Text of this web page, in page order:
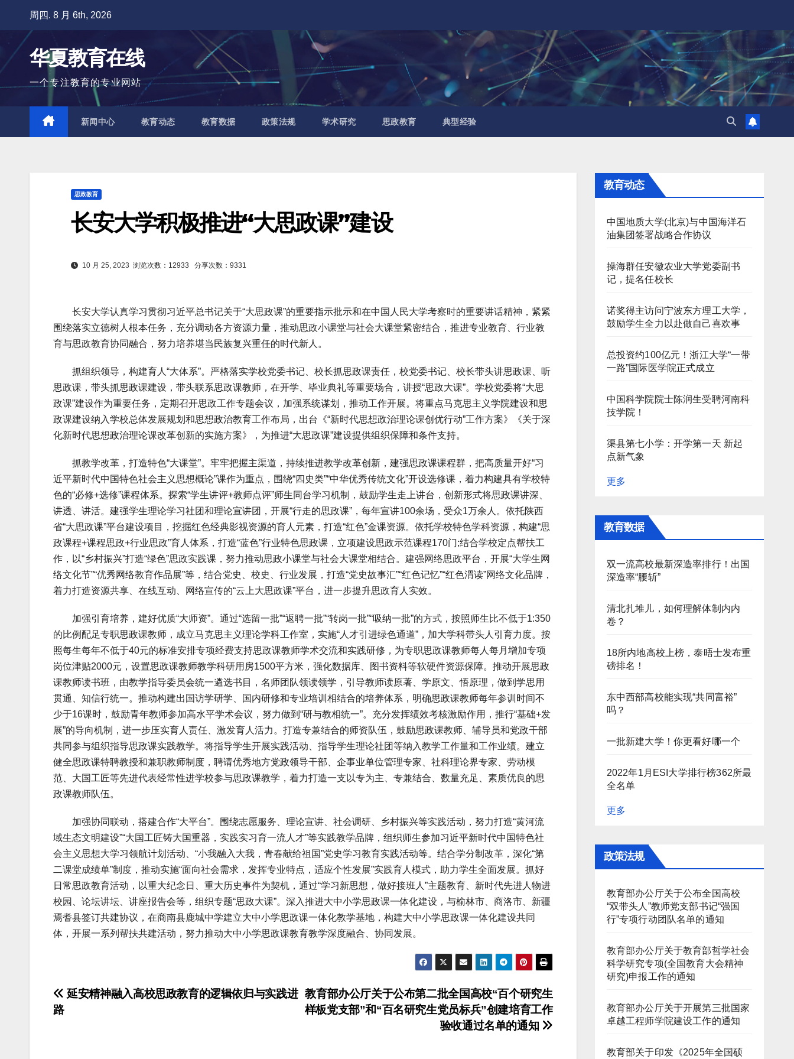
容
周四. 8 月 6th, 2026
华夏教育在线
一个专注教育的专业网站
新闻中心 教育动态 教育数据 政策法规 学术研究 思政教育 典型经验
思政教育
长安大学积极推进“大思政课”建设
10 月 25, 2023 浏览次数：12933 分享次数：9331
长安大学认真学习贯彻习近平总书记关于“大思政课”的重要指示批示和在中国人民大学考察时的重要讲话精神，紧紧
围绕落实立德树人根本任务，充分调动各方资源力量，推动思政小课堂与社会大课堂紧密结合，推进专业教育、行业教
育与思政教育协同融合，努力培养堪当民族复兴重任的时代新人。
抓组织领导，构建育人“大体系”。严格落实学校党委书记、校长抓思政课责任，校党委书记、校长带头讲思政课、听
思政课，带头抓思政课建设，带头联系思政课教师，在开学、毕业典礼等重要场合，讲授“思政大课”。学校党委将“大思
政课”建设作为重要任务，定期召开思政工作专题会议，加强系统谋划，推动工作开展。将重点马克思主义学院建设和思
政课建设纳入学校总体发展规划和思想政治教育工作布局，出台《“新时代思想政治理论课创优行动”工作方案》《关于深
化新时代思想政治理论课改革创新的实施方案》，为推进“大思政课”建设提供组织保障和条件支持。
抓教学改革，打造特色“大课堂”。牢牢把握主渠道，持续推进教学改革创新，建强思政课课程群，把高质量开好“习
近平新时代中国特色社会主义思想概论”课作为重点，围绕“四史类”“中华优秀传统文化”开设选修课，着力构建具有学校特
色的“必修+选修”课程体系。探索“学生讲评+教师点评”师生同台学习机制，鼓励学生走上讲台，创新形式将思政课讲深、
讲透、讲活。建强学生理论学习社团和理论宣讲团，开展“行走的思政课”，每年宣讲100余场，受众1万余人。依托陕西
省“大思政课”平台建设项目，挖掘红色经典影视资源的育人元素，打造“红色”金课资源。依托学校特色学科资源，构建“思
政课程+课程思政+行业思政”育人体系，打造“蓝色”行业特色思政课，立项建设思政示范课程170门;结合学校定点帮扶工
作，以“乡村振兴”打造“绿色”思政实践课，努力推动思政小课堂与社会大课堂相结合。建强网络思政平台，开展“大学生网
络文化节”“优秀网络教育作品展”等，结合党史、校史、行业发展，打造“党史故事汇”“红色记忆”“红色渭读”网络文化品牌，
着力打造资源共享、在线互动、网络宣传的“云上大思政课”平台，进一步提升思政育人实效。
加强引育培养，建好优质“大师资”。通过“选留一批”“返聘一批”“转岗一批”“吸纳一批”的方式，按照师生比不低于1:350
的比例配足专职思政课教师，成立马克思主义理论学科工作室，实施“人才引进绿色通道”，加大学科带头人引育力度。按
照每生每年不低于40元的标准安排专项经费支持思政课教师学术交流和实践研修，为专职思政课教师每人每月增加专项
岗位津贴2000元，设置思政课教师教学科研用房1500平方米，强化数据库、图书资料等软硬件资源保障。推动开展思政
课教师读书班，由教学指导委员会统一遴选书目，名师团队领读领学，引导教师读原著、学原文、悟原理，做到学思用
贯通、知信行统一。推动构建出国访学研学、国内研修和专业培训相结合的培养体系，明确思政课教师每年参训时间不
少于16课时，鼓励青年教师参加高水平学术会议，努力做到“研与教相统一”。充分发挥绩效考核激励作用，推行“基础+发
展”的导向机制，进一步压实育人责任、激发育人活力。打造专兼结合的师资队伍，鼓励思政课教师、辅导员和党政干部
共同参与组织指导思政课实践教学。将指导学生开展实践活动、指导学生理论社团等纳入教学工作量和工作业绩。建立
健全思政课特聘教授和兼职教师制度，聘请优秀地方党政领导干部、企事业单位管理专家、社科理论界专家、劳动模
范、大国工匠等先进代表经常性进学校参与思政课教学，着力打造一支以专为主、专兼结合、数量充足、素质优良的思
政课教师队伍。
加强协同联动，搭建合作“大平台”。围绕志愿服务、理论宣讲、社会调研、乡村振兴等实践活动，努力打造“黄河流
域生态文明建设”“大国工匠铸大国重器，实践实习育一流人才”等实践教学品牌，组织师生参加习近平新时代中国特色社
会主义思想大学习领航计划活动、“小我融入大我，青春献给祖国”党史学习教育实践活动等。结合学分制改革，深化“第
二课堂成绩单”制度，推动实施“面向社会需求，发挥专业特点，适应个性发展”实践育人模式，助力学生全面发展。抓好
日常思政教育活动，以重大纪念日、重大历史事件为契机，通过“学习新思想，做好接班人”主题教育、新时代先进人物进
校园、论坛讲坛、讲座报告会等，组织专题“思政大课”。深入推进大中小学思政课一体化建设，与榆林市、商洛市、新疆
焉耆县签订共建协议，在商南县鹿城中学建立大中小学思政课一体化教学基地，构建大中小学思政课一体化建设共同
体，开展一系列帮扶共建活动，努力推动大中小学思政课教育教学深度融合、协同发展。
文
章
教育部办公厅关于公布第二批全国高校“百个研究生
样板党支部”和“百名研究生党员标兵”创建培育工作
验收通过名单的通知
延安精神融入高校思政教育的逻辑依归与实践进
路
教育动态
中国地质大学(北京)与中国海洋石
油集团签署战略合作协议
操海群任安徽农业大学党委副书
记，提名任校长
诺奖得主访问宁波东方理工大学，
鼓励学生全力以赴做自己喜欢事
总投资约100亿元！浙江大学“一带
一路”国际医学院正式成立
中国科学院院士陈润生受聘河南科
技学院！
渠县第七小学：开学第一天 新起
点新气象
更多
教育数据
双一流高校最新深造率排行！出国
深造率“腰斩”
清北扎堆儿，如何理解体制内内
卷？
18所内地高校上榜，泰晤士发布重
磅排名！
东中西部高校能实现“共同富裕”
吗？
一批新建大学！你更看好哪一个
2022年1月ESI大学排行榜362所最
全名单
更多
政策法规
教育部办公厅关于公布全国高校
“双带头人”教师党支部书记“强国
行”专项行动团队名单的通知
教育部办公厅关于教育部哲学社会
科学研究专项(全国教育大会精神
研究)申报工作的通知
教育部办公厅关于开展第三批国家
卓越工程师学院建设工作的通知
教育部关于印发《2025年全国硕